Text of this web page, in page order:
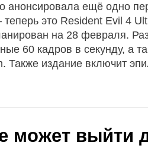
анонсировала ещё одно
теперь это Resident Evil 4
на 28 февраля.
60 кадров в секунду, а
Также издание включит
может выйти